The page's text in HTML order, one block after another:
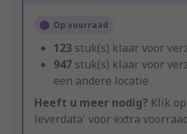
Op voorraad
123 stuk(s) klaar voor
947 stuk(s) klaar voor
een andere locatie
Heeft u meer nodig? Klik
leverdata' voor extra